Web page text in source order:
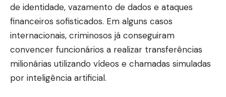
de identidade, vazamento de dados e ataques
financeiros sofisticados. Em alguns casos
internacionais, criminosos já conseguiram
convencer funcionários a realizar transferências
milionárias utilizando vídeos e chamadas simuladas
por inteligência artificial.